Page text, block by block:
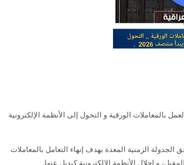
بالمعاملات الورقية و التحول إلى الأنظمة الإلكترونية
الزمنية المعدة بهدف إنهاء التعامل بالمعاملات
و إحلال الأنظمة الإلكترونية كبديل عنها.